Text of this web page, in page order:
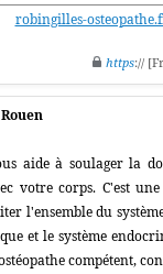
robingilles-
https://
aide à soulager la
votre corps. C'est
l'ensemble du
et le système
compétent,